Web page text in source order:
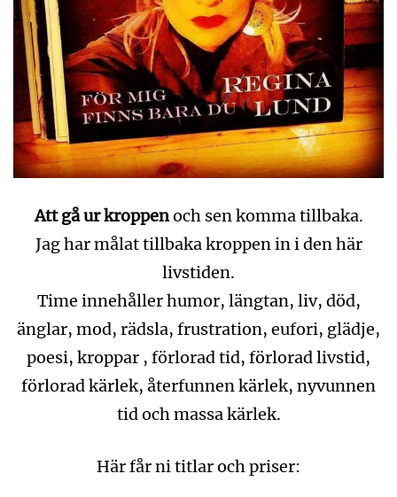
Att gå ur kroppenoch sen komma tillbaka.
Jag har målat tillbaka kroppen in i den här
livstiden.
Time innehåller humor, längtan, liv, död,
änglar, mod, rädsla, frustration, eufori, glädje,
poesi, kroppar , förlorad tid, förlorad livstid,
förlorad kärlek, återfunnen kärlek, nyvunnen
tid och massa kärlek.
Här får ni titlar och priser: